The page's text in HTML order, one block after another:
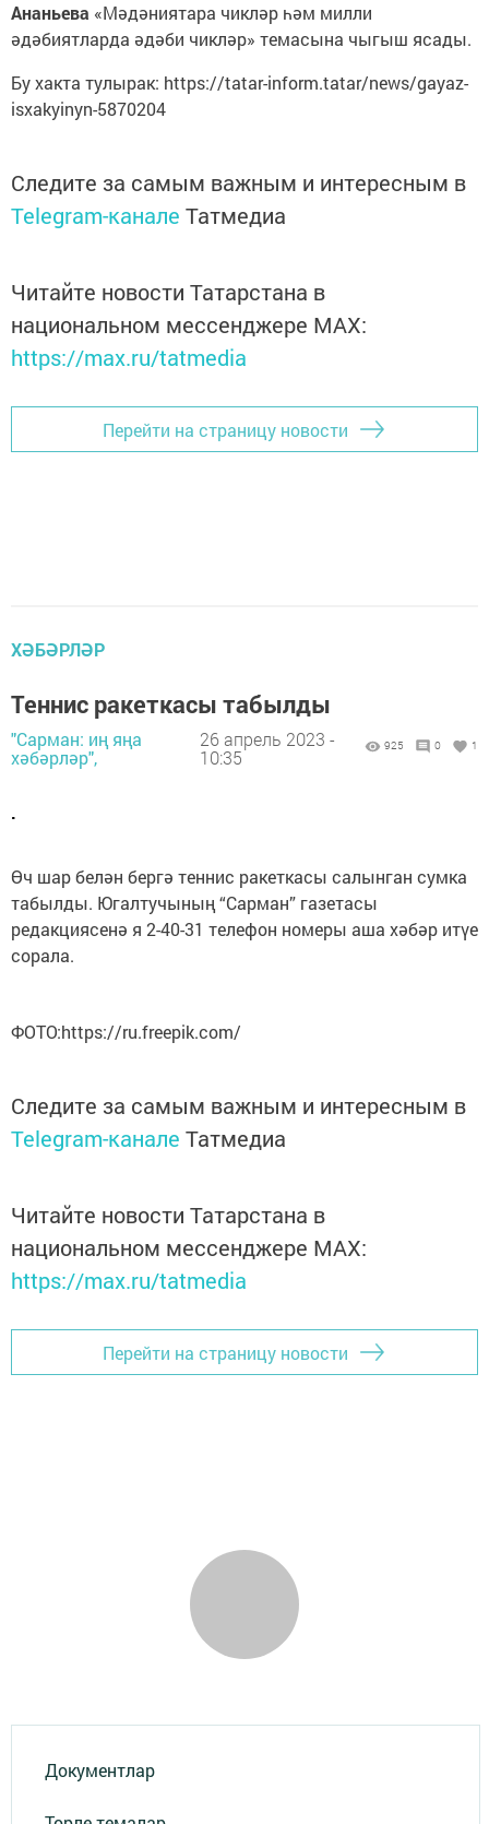
Ананьева «Мәдәниятара чикләр һәм милли
әдәбиятларда әдәби чикләр» темасына чыгыш ясады.
Бу хакта тулырак: https://tatar-inform.tatar/news/gayaz-
isxakyinyn-5870204
Следите за самым важным и интересным в
Telegram-канале Татмедиа
Читайте новости Татарстана в
национальном мессенджере MАХ:
https://max.ru/tatmedia
Перейти на страницу новости
ХӘБӘРЛӘР
Теннис ракеткасы табылды
"Сарман: иң яңа
хәбәрләр",
26 апрель 2023 -
10:35
925 0 1
.
Өч шар белән бергә теннис ракеткасы салынган сумка
табылды. Югалтучының “Сарман” газетасы
редакциясенә я 2-40-31 телефон номеры аша хәбәр итүе
сорала.
ФОТО:https://ru.freepik.com/
Следите за самым важным и интересным в
Telegram-канале Татмедиа
Читайте новости Татарстана в
национальном мессенджере MАХ:
https://max.ru/tatmedia
Перейти на страницу новости
Документлар